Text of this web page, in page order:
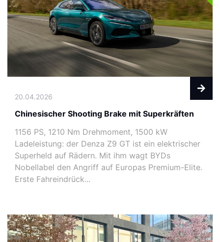
20.04.2026
Chinesischer Shooting Brake mit Superkräften
1156 PS, 1210 Nm Drehmoment, 1500 kW
Ladeleistung: der Denza Z9 GT ist ein elektrischer
Superheld auf Rädern. Mit ihm wagt BYDs
Nobellabel den Angriff auf Europas Premium-Elite.
Erste Fahreindrück...